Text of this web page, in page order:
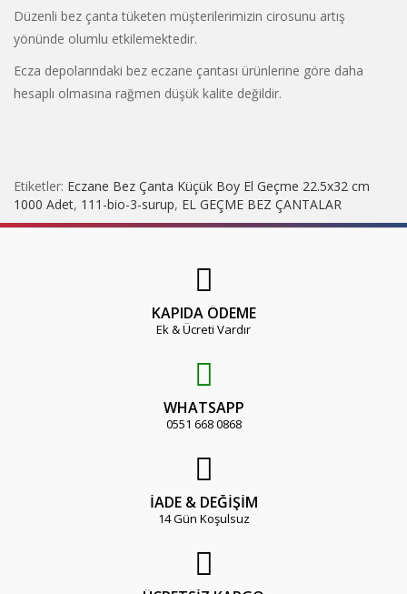
Düzenli bez çanta tüketen müşterilerimizin cirosunu artış
yönünde olumlu etkilemektedir.
Ecza depolarındaki bez eczane çantası ürünlerine göre daha
hesaplı olmasına rağmen düşük kalite değildir.
Etiketler: Eczane Bez Çanta Küçük Boy El Geçme 22.5x32 cm
1000 Adet, 111-bio-3-surup, EL GEÇME BEZ ÇANTALAR
KAPIDA ÖDEME
Ek & Ücreti Vardır
WHATSAPP
0551 668 0868
İADE & DEĞİŞİM
14 Gün Koşulsuz